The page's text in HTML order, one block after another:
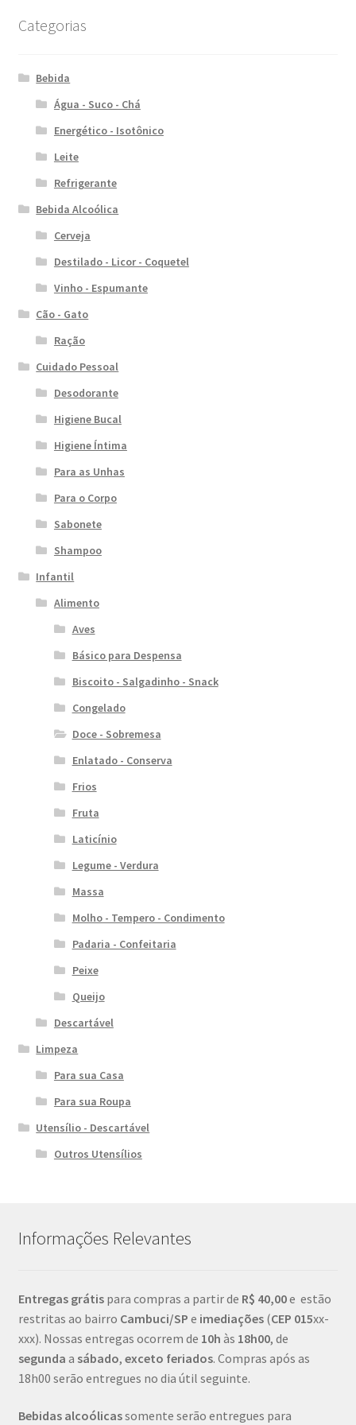
Categorias
Bebida
Água - Suco - Chá
Energético - Isotônico
Leite
Refrigerante
Bebida Alcoólica
Cerveja
Destilado - Licor - Coquetel
Vinho - Espumante
Cão - Gato
Ração
Cuidado Pessoal
Desodorante
Higiene Bucal
Higiene Íntima
Para as Unhas
Para o Corpo
Sabonete
Shampoo
Infantil
Alimento
Aves
Básico para Despensa
Biscoito - Salgadinho - Snack
Congelado
Doce - Sobremesa
Enlatado - Conserva
Frios
Fruta
Laticínio
Legume - Verdura
Massa
Molho - Tempero - Condimento
Padaria - Confeitaria
Peixe
Queijo
Descartável
Limpeza
Para sua Casa
Para sua Roupa
Utensílio - Descartável
Outros Utensílios
Informações Relevantes
Entregas grátis para compras a partir de R$ 40,00e estão
restritas ao bairro Cambuci/SP e imediações(CEP 015xx-
xxx). Nossas entregas ocorrem de 10h às 18h00, de
segunda a sábado, exceto feriados. Compras após as
18h00 serão entregues no dia útil seguinte.
Bebidas alcoólicassomente serão entregues para